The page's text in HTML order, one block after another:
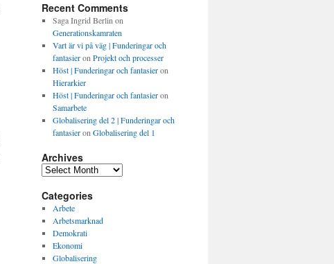
Recent Comments
Saga Ingrid Berlin on
Generationskamraten
Vart är vi på väg | Funderingar och
fantasieron Projekt och processer
Höst | Funderingar och fantasieron
Hierarkier
Höst | Funderingar och fantasieron
Samarbete
Globalisering del 2 | Funderingar och
fantasieron Globalisering del 1
Archives
Archives
Categories
Arbete
Arbetsmarknad
Demokrati
Ekonomi
Globalisering